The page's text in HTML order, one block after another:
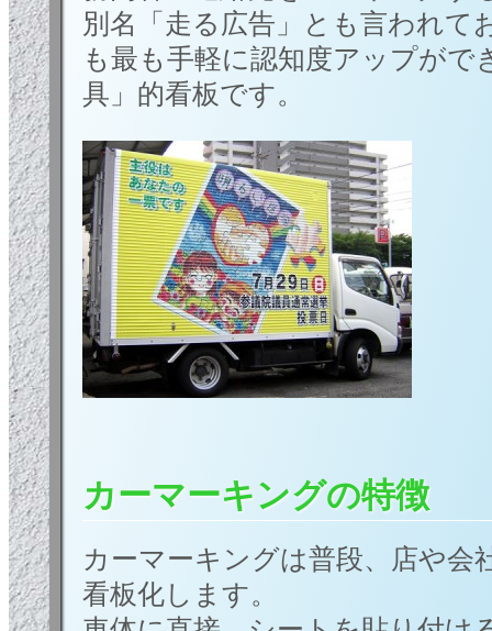
別名「走る広告」とも言われて
も最も手軽に認知度アップがで
具」的看板です。
カーマーキングの特徴
カーマーキングは普段、店や会
看板化します。